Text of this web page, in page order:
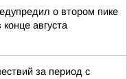
о втором пике
августа
за период с